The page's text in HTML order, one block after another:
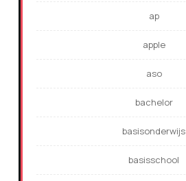
ap
apple
aso
bachelor
basisonderwijs
basisschool